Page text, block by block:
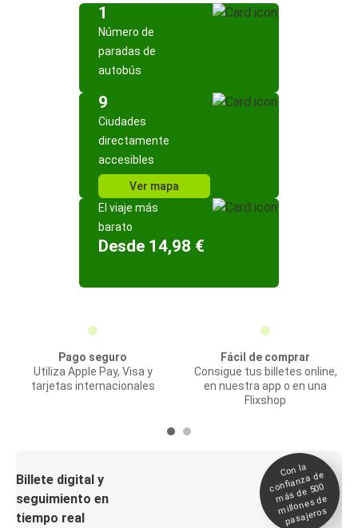
1
Número de
paradas de
autobús
9
Ciudades
directamente
accesibles
Ver mapa
El viaje más
barato
Desde 14,98 €
Pago seguro
Utiliza Apple Pay, Visa y
tarjetas internacionales
Fácil de comprar
Consigue tus billetes online,
en nuestra app o en una
Flixshop
Billete digital y
seguimiento en
tiempo real
Con la
confianza de
más de 500
millones de
pasajeros